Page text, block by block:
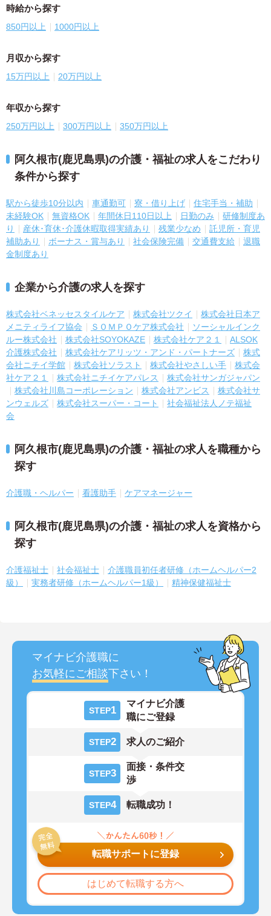
時給から探す
850円以上 1000円以上
月収から探す
15万円以上 20万円以上
年収から探す
250万円以上 300万円以上 350万円以上
阿久根市(鹿児島県)の介護・福祉の求人をこだわり
条件から探す
駅から徒歩10分以内 車通勤可 寮・借り上げ
住宅手当・補助
未経験OK
無資格OK 年間休日110日以上 日勤のみ
研修制度あ
り
産休･育休･介護休暇取得実績あり 残業少なめ
託児所・育児
補助あり
ボーナス・賞与あり 社会保険完備 交通費支給
退職
金制度あり
企業から介護の求人を探す
株式会社ベネッセスタイルケア 株式会社ツクイ
株式会社日本ア
メニティライフ協会
ＳＯＭＰＯケア株式会社
ソーシャルインク
ルー株式会社
株式会社SOYOKAZE 株式会社ケア２１
ALSOK
介護株式会社
株式会社ケアリッツ・アンド・パートナーズ
株式
会社ニチイ学館
株式会社ソラスト 株式会社やさしい手
株式会
社ケア２１
株式会社ニチイケアパレス
株式会社サンガジャパン
株式会社川島コーポレーション
株式会社アンビス
株式会社サ
ンウェルズ
株式会社スーパー・コート
社会福祉法人ノテ福祉
会
阿久根市(鹿児島県)の介護・福祉の求人を職種から
探す
介護職・ヘルパー 看護助手 ケアマネージャー
阿久根市(鹿児島県)の介護・福祉の求人を資格から
探す
介護福祉士 社会福祉士
介護職員初任者研修（ホームヘルパー2
級）
実務者研修（ホームヘルパー1級） 精神保健福祉士
マイナビ介護職に
お気軽にご相談下さい！
STEP1
マイナビ介護
職にご登録
STEP2 求人のご紹介
STEP3
面接・条件交
渉
STEP4 転職成功！
転職サポートに登録
はじめて転職する方へ